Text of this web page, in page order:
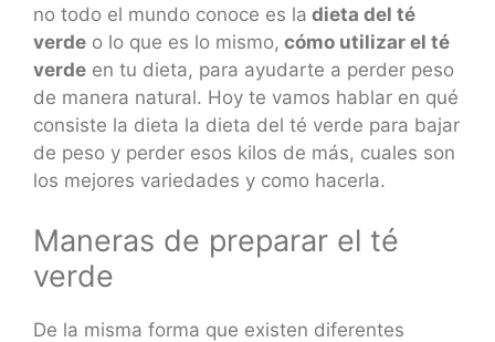
no todo el mundo conoce es la dieta del té
verde o lo que es lo mismo, cómo utilizar el té
verde en tu dieta, para ayudarte a perder peso
de manera natural. Hoy te vamos hablar en qué
consiste la dieta la dieta del té verde para bajar
de peso y perder esos kilos de más, cuales son
los mejores variedades y como hacerla.
Maneras de preparar el té
verde
De la misma forma que existen diferentes